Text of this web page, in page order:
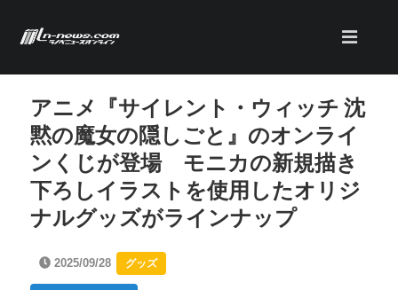
アニメ『サイレント・ウィッチ 沈
黙の魔⼥の隠しごと』のオンライ
ンくじが登場 モニカの新規描き
下ろしイラストを使用したオリジ
ナルグッズがラインナップ
2025/09/28 グッズ